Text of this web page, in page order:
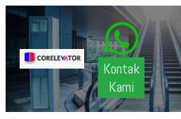
Kontak
Kami